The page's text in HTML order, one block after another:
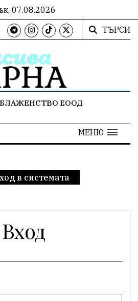
07.08.2026
ТЪРСИ
БЛАЖЕНСТВО ЕООД
МЕНЮ
в системата
Вход